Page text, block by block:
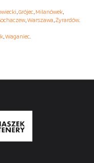
,Grójec, Milanówek,
,Warszawa,Żyrardów.
,Waganiec.